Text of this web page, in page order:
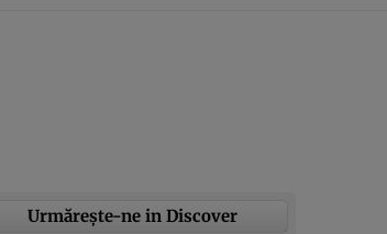
Urmărește-ne in Discover